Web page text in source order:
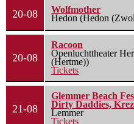
20-08
Wolfmother
Hedon (Hedon
20-08
Racoon
Openluchttheater
(Hertme))
Tickets
21-08
Glemmer Beach
Dirty Daddies,
Lemmer
Tickets